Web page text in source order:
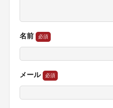
名前
メール